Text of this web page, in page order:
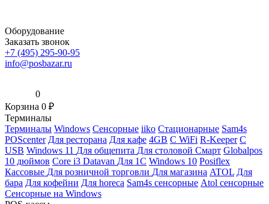
Оборудование
Заказать звонок
+7 (495) 295-90-95
info@posbazar.ru
0
Корзина 0 ₽
Терминалы
Терминалы Windows Сенсорные iiko Стационарные Sam4s
POScenter Для ресторана Для кафе 4GB С WiFi R-Keeper С
USB Windows 11 Для общепита Для столовой Смарт Globalpos
10 дюймов Core i3 Datavan Для 1С Windows 10 Posiflex
Кассовые Для розничной торговли Для магазина ATOL Для
бара Для кофейни Для horeca Sam4s сенсорные Atol сенсорные
Сенсорные на Windows